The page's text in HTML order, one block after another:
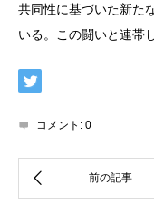
共同性に基づいた新た
いる。この闘いと連帯
コメント: 0